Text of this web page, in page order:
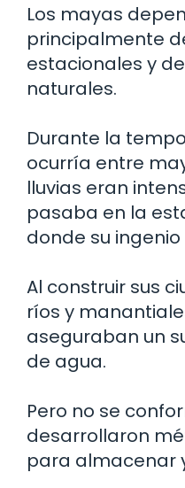
Los mayas
principalmente
estacionales y
naturales.
Durante la
ocurría entre
lluvias eran
pasaba en la
donde su
Al construir sus
ríos y
aseguraban un
de agua.
Pero no se
desarrollaron
para almacenar